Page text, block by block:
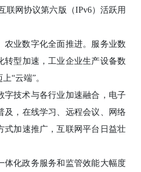
联网协议第六版（IPv6）活跃用
农业数字化全面推进。服务业数
转型加速，工业企业生产设备数
“云端”。
字技术与各行业加速融合，电子
及，在线学习、远程会议、网络
式加速推广，互联网平台日益壮
体化政务服务和监管效能大幅度